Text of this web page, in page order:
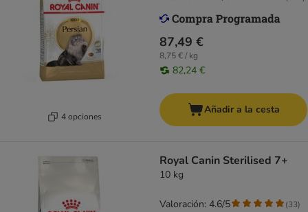
4 opciones
87,49 €
8,75 € / kg
82,24 €
Añadir a la cesta
Royal Canin Sterilised 7+
10 kg
Valoración: 4.6/5 (33)